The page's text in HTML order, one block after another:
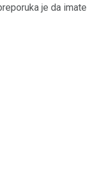
je da imate